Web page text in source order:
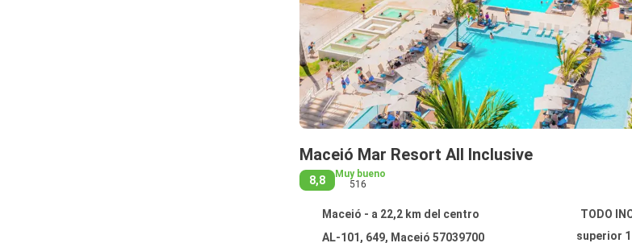
Maceió Mar Resort All Inclusive
8,8
Muy bueno
516
Maceió - a 22,2 km del centro
TODO
AL-101, 649, Maceió 57039700
superior